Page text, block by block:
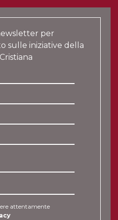
per
sulle iniziative della
attentamente